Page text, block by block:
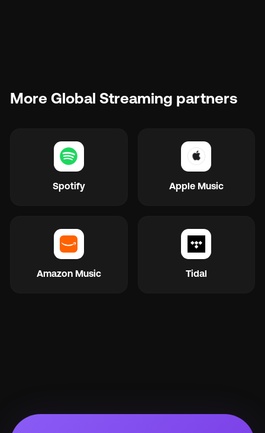
More Global Streaming partners
Spotify Apple Music
Amazon Music Tidal